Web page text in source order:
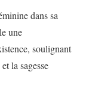
dans sa
une
soulignant
la sagesse